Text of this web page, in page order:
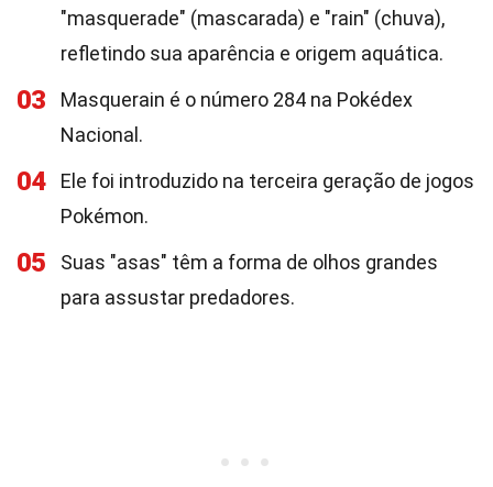
"masquerade" (mascarada) e "rain" (chuva),
refletindo sua aparência e origem aquática.
03
Masquerain é o número 284 na Pokédex
Nacional.
04
Ele foi introduzido na terceira geração de jogos
Pokémon.
05
Suas "asas" têm a forma de olhos grandes
para assustar predadores.